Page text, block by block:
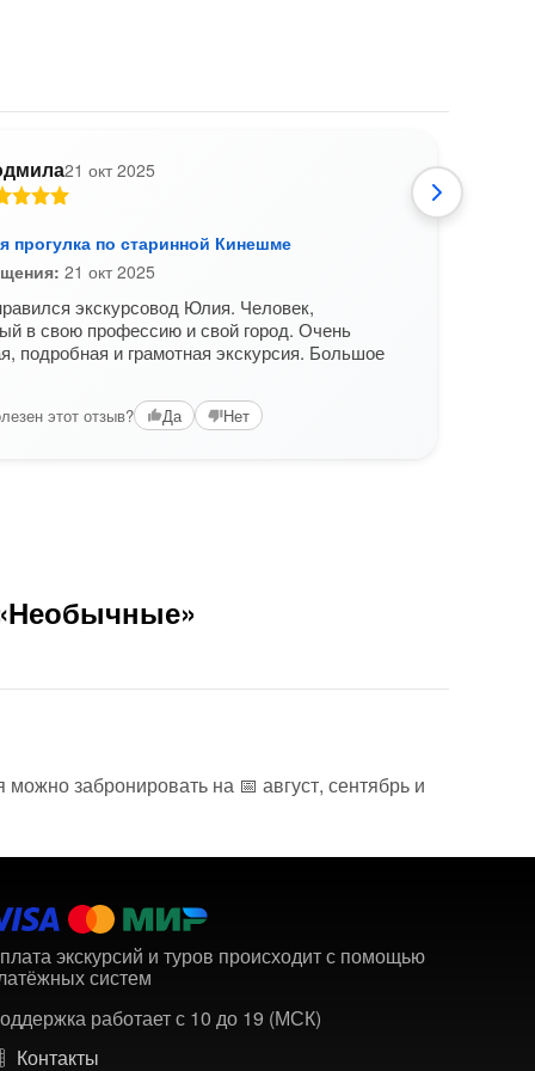
21 окт 2025
прогулка по старинной Кинешме
21 окт 2025
экскурсовод Юлия. Человек,
в свою профессию и свой город. Очень
подробная и грамотная экскурсия. Большое
этот отзыв? Да Нет
забронировать на 📅 август, сентябрь и
экскурсий и туров происходит с помощью
систем
работает с 10 до 19 (МСК)
Контакты